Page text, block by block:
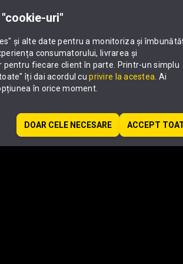
uri"
și alte date pentru a monitoriza și
consumatorului, livrarea și
pentru fiecare client în parte. Printr-un simplu
îți dai acordul cuprivire la acestea . Ai
în orice moment.
DOAR CELE NECESARE ACCEPT